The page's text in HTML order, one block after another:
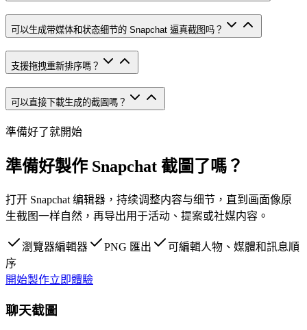
可以生成带媒体和状态细节的 Snapchat 逼真截图吗？
支援拖拽重新排序嗎？
可以直接下載生成的截圖嗎？
準備好了就開始
準備好製作 Snapchat 截圖了嗎？
打开 Snapchat 编辑器，持续调整内容与细节，直到画面像原
生截图一样自然，再导出用于活动、提案或社媒内容。
瀏覽器編輯器 PNG 匯出
可編輯人物、媒體和訊息順
序
開始製作立即體驗
聊天截圖